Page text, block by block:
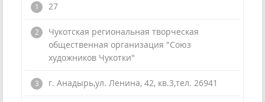
27
Чукотская региональная творческая
общественная организация "Союз
художников Чукотки"
г. Анадырь,ул. Ленина, 42, кв.3,тел. 26941